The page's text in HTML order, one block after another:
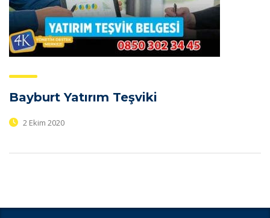
Bayburt Yatırım Teşviki
2 Ekim 2020